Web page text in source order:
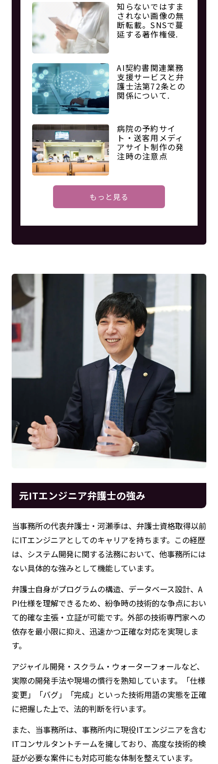
知らないではすま
されない画像の無
断転載。SNSで蔓
延する著作権侵.
AI契約書関連業務
支援サービスと弁
護士法第72条との
関係について.
病院の予約サイ
ト・送客用メディ
アサイト制作の発
注時の注意点
もっと見る
元ITエンジニア弁護士の強み
当事務所の代表弁護士・河瀬季は、弁護士資格取得以前
にITエンジニアとしてのキャリアを持ちます。この経歴
は、システム開発に関する法務において、他事務所には
ない具体的な強みとして機能しています。
弁護士自身がプログラムの構造、データベース設計、A
PI仕様を理解できるため、紛争時の技術的な争点におい
て的確な主張・立証が可能です。外部の技術専門家への
依存を最小限に抑え、迅速かつ正確な対応を実現しま
す。
アジャイル開発・スクラム・ウォーターフォールなど、
実際の開発手法や現場の慣行を熟知しています。「仕様
変更」「バグ」「完成」といった技術用語の実態を正確
に把握した上で、法的判断を行います。
また、当事務所は、事務所内に現役ITエンジニアを含む
ITコンサルタントチームを擁しており、高度な技術的検
証が必要な案件にも対応可能な体制を整えています。